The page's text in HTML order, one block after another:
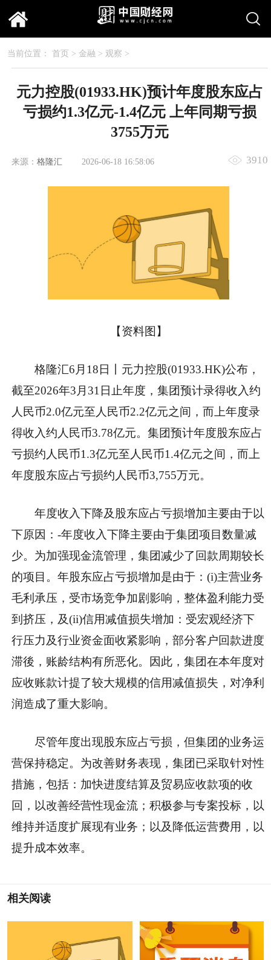
当前位置： 首页 > 金融 > 观察 >
元力控股(01933.HK)预计年度股东应占
亏损约1.3亿元-1.4亿元 上年同期亏损
3755万元
来源： 格隆汇 2026-06-18 16:58:06 3910
【资料图】
格隆汇6月18日丨元力控股(01933.HK)公布，
截至2026年3月31日止年度，集团预计录得收入约
人民币2.0亿元至人民币2.2亿元之间，而上年度录
得收入约人民币3.78亿元。集团预计年度股东应占
亏损约人民币1.3亿元至人民币1.4亿元之间，而上
年度股东应占亏损约人民币3,755万元。
年度收入下降及股东应占亏损增加主要由于以
下原因：-年度收入下降主要由于集团项目数量减
少。为加强现金流管理，集团减少了回款周期较长
的项目。年股东应占亏损增加是由于：(i)主营业务
毛利承压，受市场竞争加剧影响，整体盈利能力受
到挤压，及(ii)信用减值损失增加：受宏观经济下
行压力及行业资金面收紧影响，部分客户回款进度
滞後，账龄结构有所恶化。因此，集团在本年度对
应收账款计提了较大规模的信用减值损失，对净利
润造成了重大影响。
尽管年度出现股东应占亏损，但集团的业务运
营保持稳定。为改善财务表现，集团已采取针对性
措施，包括：加快进度结算及贸易应收款项的收
回，以改善经营性现金流；积极参与专案投标，以
维持并适度扩展现有业务；以及降低运营费用，以
提升成本效率。
相关阅读